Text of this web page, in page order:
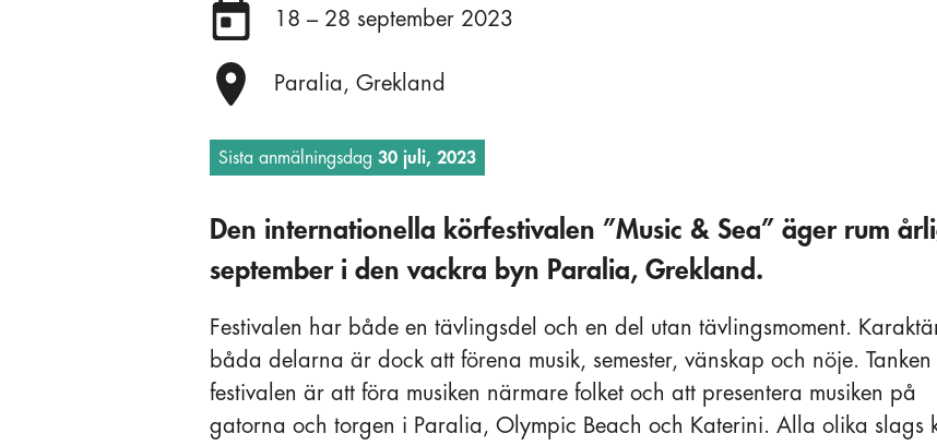
Datum:
18 – 28 september 2023
Plats:
Paralia, Grekland
Sista anmälningsdag30 juli, 2023
Den internationella körfestivalen ”Music & Sea” äger rum
september i den vackra byn Paralia, Grekland.
Festivalen har både en tävlingsdel och en del utan tävlingsmoment.
båda delarna är dock att förena musik, semester, vänskap och nöje. Tanken
festivalen är att föra musiken närmare folket och att presentera musiken på
gatorna och torgen i Paralia, Olympic Beach och Katerini. Alla olika slags